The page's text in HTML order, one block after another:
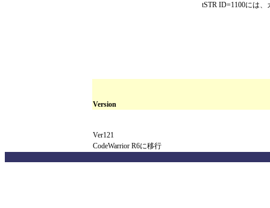
tSTR ID=1100には
Version
Ver121
CodeWarrior R6に移行